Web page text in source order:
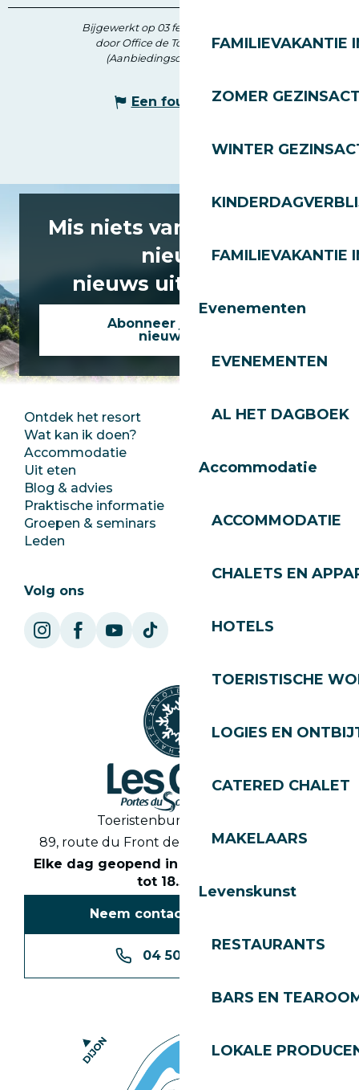
FAMILIEVAKANTIE
ZOMER
WINTER
FAMILIEVAKANTIE
Evenementen
EVENEMENTEN
AL HET DAGBOEK
Accommodatie
ACCOMMODATIE
CHALETS EN
HOTELS
TOERISTISCHE
LOGIES EN
CATERED CHALET
MAKELAARS
Levenskunst
RESTAURANTS
BARS EN
LOKALE
Bijgewerkt op 03 februari 2026 in 17:28
door Office de Tourisme des Gets
(Aanbiedingscode :
Een fout melden
Mis niets van het laatste
nieuws
nieuws uit Les Gets!
Abonneer je op onze
nieuwsbrief
Ontdek het resort
Wat kan ik doen?
Accommodatie
Uit eten
Blog & advies
Praktische informatie
Groepen & seminars
Leden
Perszaal
Jobs
SoleGets
Volg ons
Toeristenbureau Les Gets
89, route du Front de Neige 74260 Les Gets
Elke dag geopend in het seizoen van 8.30
tot 18.30 uur
Neem contact met ons op
04 50 74 74 74